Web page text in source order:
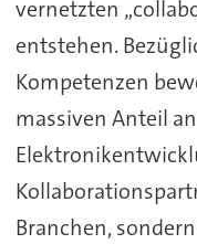
vernetzten
entstehen.
Kompetenzen
massiven Anteil
Branchen,